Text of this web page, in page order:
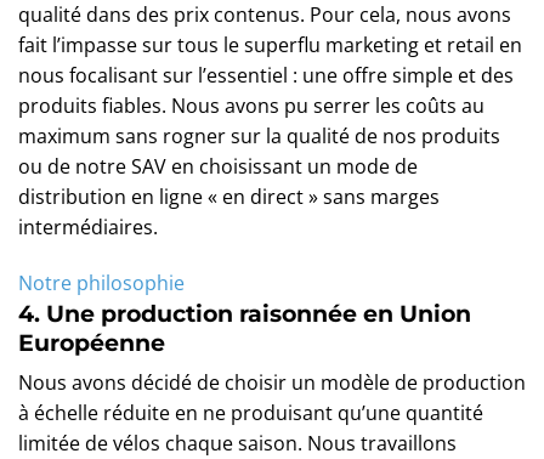
qualité dans des prix contenus. Pour cela, nous avons
fait l’impasse sur tous le superflu marketing et retail en
nous focalisant sur l’essentiel : une offre simple et des
produits fiables. Nous avons pu serrer les coûts au
maximum sans rogner sur la qualité de nos produits
ou de notre SAV en choisissant un mode de
distribution en ligne « en direct » sans marges
intermédiaires.
Notre philosophie
4. Une production raisonnée en Union
Européenne
Nous avons décidé de choisir un modèle de production
à échelle réduite en ne produisant qu’une quantité
limitée de vélos chaque saison. Nous travaillons